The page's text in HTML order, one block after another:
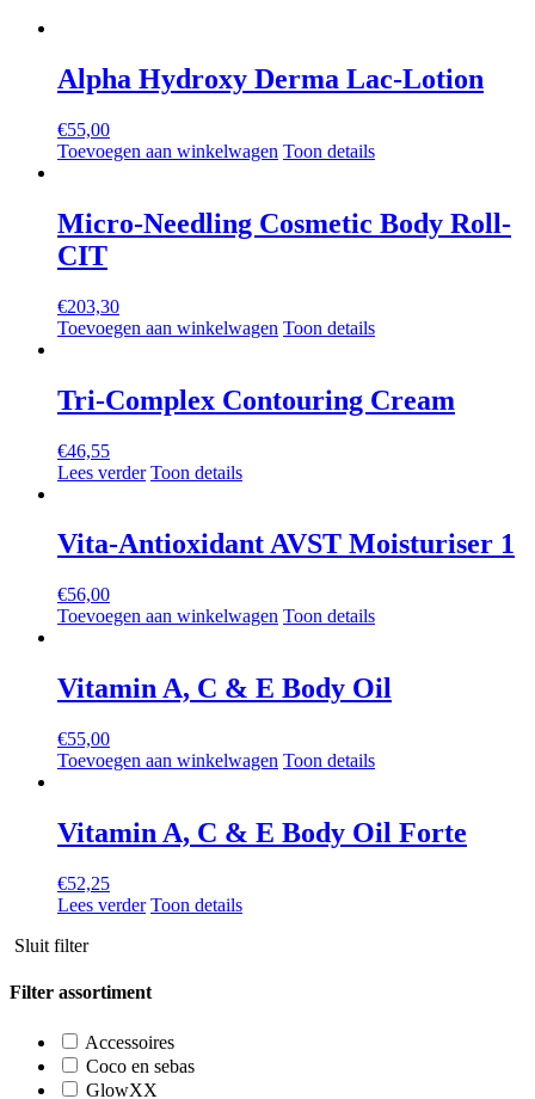
ResettenAlpha Hydroxy Derma Lac-Lotion
€55,00
Toevoegen aan winkelwagen Toon details
Micro-Needling Cosmetic Body Roll-
CIT
€203,30
Toevoegen aan winkelwagen Toon details
Tri-Complex Contouring Cream
€46,55
Lees verder Toon details
Vita-Antioxidant AVST Moisturiser 1
€56,00
Toevoegen aan winkelwagen Toon details
Vitamin A, C & E Body Oil
€55,00
Toevoegen aan winkelwagen Toon details
Vitamin A, C & E Body Oil Forte
€52,25
Lees verder Toon details
Sluit filter
Filter assortiment
Accessoires
Coco en sebas
GlowXX